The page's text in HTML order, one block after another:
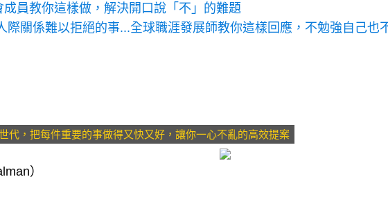
員教你這樣做，解決開口說「不」的難題
際關係難以拒絕的事...全球職涯發展師教你這樣回應，不勉強自己也
代，把每件重要的事做得又快又好，讓你一心不亂的高效提案
）